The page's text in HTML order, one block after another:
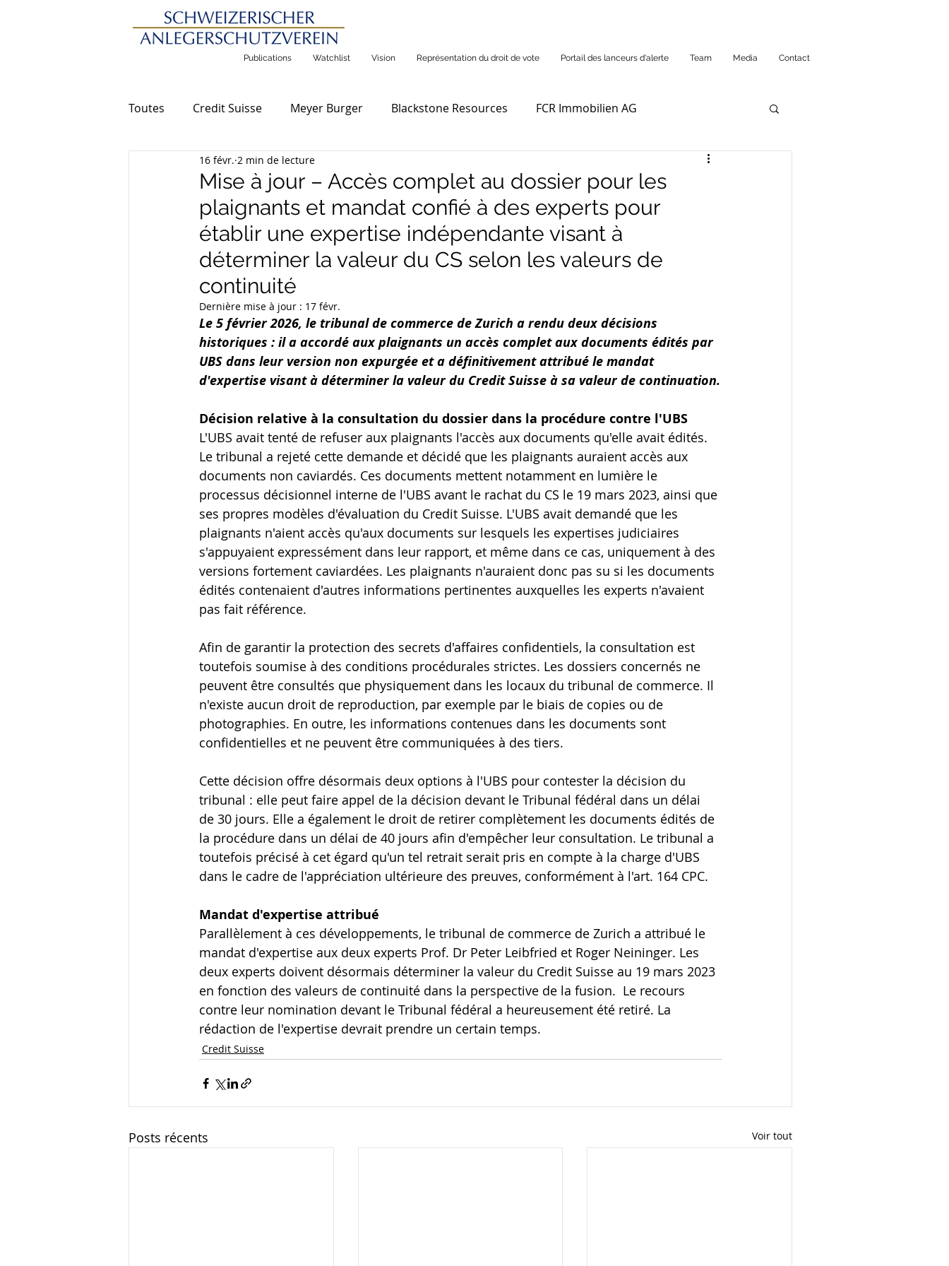
Publications Watchlist Vision Représentation du droit de vote Portail des lanceurs d'alerte Team Media Contact
Toutes Credit Suisse Meyer Burger Blackstone Resources FCR Immobilien AG
Communications générales
Mise à jour – Accès complet au dossier pour les
plaignants et mandat confié à des experts pour
établir une expertise indépendante visant à
déterminer la valeur du CS selon les valeurs de
continuité
16 févr. 2 min de lecture
Dernière mise à jour : 17 févr.
Le 5 février 2026, le tribunal de commerce de Zurich a rendu deux décisions
historiques : il a accordé aux plaignants un accès complet aux documents édités par
UBS dans leur version non expurgée et a définitivement attribué le mandat
d'expertise visant à déterminer la valeur du Credit Suisse à sa valeur de continuation.
Décision relative à la consultation du dossier dans la procédure contre l'UBS
L'UBS avait tenté de refuser aux plaignants l'accès aux documents qu'elle avait édités.
Le tribunal a rejeté cette demande et décidé que les plaignants auraient accès aux
documents non caviardés. Ces documents mettent notamment en lumière le
processus décisionnel interne de l'UBS avant le rachat du CS le 19 mars 2023, ainsi que
ses propres modèles d'évaluation du Credit Suisse. L'UBS avait demandé que les
plaignants n'aient accès qu'aux documents sur lesquels les expertises judiciaires
s'appuyaient expressément dans leur rapport, et même dans ce cas, uniquement à des
versions fortement caviardées. Les plaignants n'auraient donc pas su si les documents
édités contenaient d'autres informations pertinentes auxquelles les experts n'avaient
pas fait référence.
Afin de garantir la protection des secrets d'affaires confidentiels, la consultation est
toutefois soumise à des conditions procédurales strictes. Les dossiers concernés ne
peuvent être consultés que physiquement dans les locaux du tribunal de commerce. Il
n'existe aucun droit de reproduction, par exemple par le biais de copies ou de
photographies. En outre, les informations contenues dans les documents sont
confidentielles et ne peuvent être communiquées à des tiers.
Cette décision offre désormais deux options à l'UBS pour contester la décision du
tribunal : elle peut faire appel de la décision devant le Tribunal fédéral dans un délai
de 30 jours. Elle a également le droit de retirer complètement les documents édités de
la procédure dans un délai de 40 jours afin d'empêcher leur consultation. Le tribunal a
toutefois précisé à cet égard qu'un tel retrait serait pris en compte à la charge d'UBS
dans le cadre de l'appréciation ultérieure des preuves, conformément à l'art. 164 CPC.
Mandat d'expertise attribué
Parallèlement à ces développements, le tribunal de commerce de Zurich a attribué le
mandat d'expertise aux deux experts Prof. Dr Peter Leibfried et Roger Neininger. Les
deux experts doivent désormais déterminer la valeur du Credit Suisse au 19 mars 2023
en fonction des valeurs de continuité dans la perspective de la fusion.  Le recours
contre leur nomination devant le Tribunal fédéral a heureusement été retiré. La
rédaction de l'expertise devrait prendre un certain temps.
Credit Suisse
Posts récents Voir tout